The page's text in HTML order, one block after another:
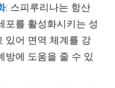
: 스피루리나는 항산
포를 활성화시키는 성
있어 면역 체계를 강
방에 도움을 줄 수 있